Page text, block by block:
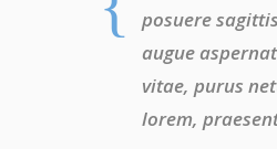
posuere
augue
vitae, purus
lorem,